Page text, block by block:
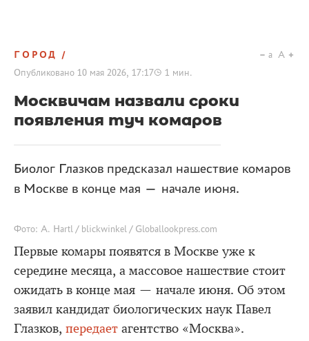
ГОРОД
Опубликовано 10 мая 2026, 17:17 1 мин.
a A
Москвичам назвали сроки
появления туч комаров
Биолог Глазков предсказал нашествие комаров
в Москве в конце мая — начале июня.
Фото: A. Hartl / blickwinkel / Globallookpress.com
Первые комары появятся в Москве уже к
середине месяца, а массовое нашествие стоит
ожидать в конце мая — начале июня. Об этом
заявил кандидат биологических наук Павел
Глазков, передает агентство «Москва».